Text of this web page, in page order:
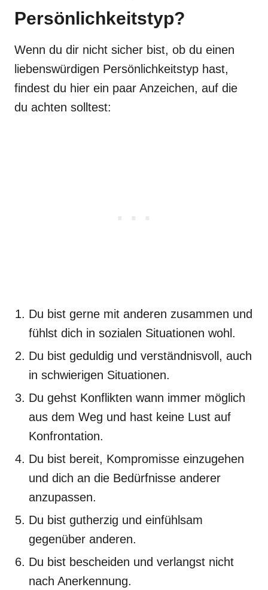
Persönlichkeitstyp?
Wenn du dir nicht sicher bist, ob du einen
liebenswürdigen Persönlichkeitstyp hast,
findest du hier ein paar Anzeichen, auf die
du achten solltest:
Du bist gerne mit anderen zusammen und
fühlst dich in sozialen Situationen wohl.
Du bist geduldig und verständnisvoll, auch
in schwierigen Situationen.
Du gehst Konflikten wann immer möglich
aus dem Weg und hast keine Lust auf
Konfrontation.
Du bist bereit, Kompromisse einzugehen
und dich an die Bedürfnisse anderer
anzupassen.
Du bist gutherzig und einfühlsam
gegenüber anderen.
Du bist bescheiden und verlangst nicht
nach Anerkennung.